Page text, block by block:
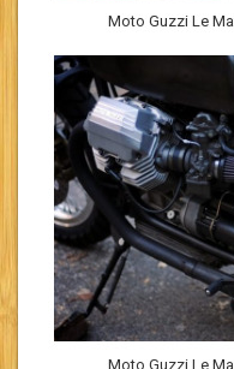
Moto Guzzi Le
Moto Guzzi Le